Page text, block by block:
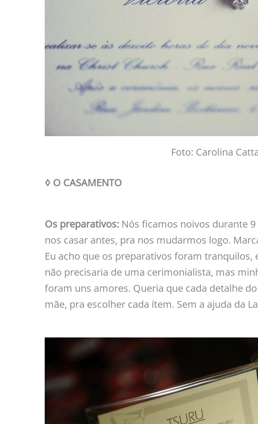
Foto: Carolina
◊ O CASAMENTO
Os preparativos: Nós ficamos noivos durante
nos casar antes, pra nos mudarmos logo.
Eu acho que os preparativos foram
não precisaria de uma cerimonialista, mas
foram uns amores. Queria que cada detalhe
mãe, pra escolher cada ítem. Sem a ajuda da